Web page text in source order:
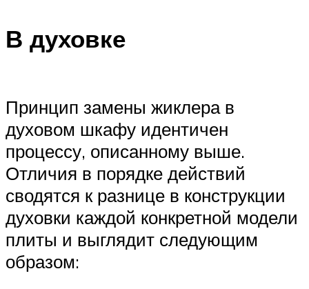
В духовке
Принцип замены жиклера в
духовом шкафу идентичен
процессу, описанному выше.
Отличия в порядке действий
сводятся к разнице в конструкции
духовки каждой конкретной модели
плиты и выглядит следующим
образом: